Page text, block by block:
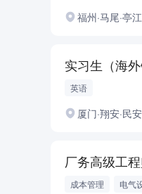
福州·马尾·亭江
实习生（海
英语
厦门·翔安·民安
厂务高级工
成本管理 电气